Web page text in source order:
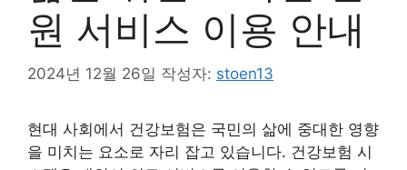
원 서비스 이용 안내
2024년 12월 26일 작성자: stoen13
현대 사회에서 건강보험은 국민의 삶에 중대한 영향
을 미치는 요소로 자리 잡고 있습니다. 건강보험 시